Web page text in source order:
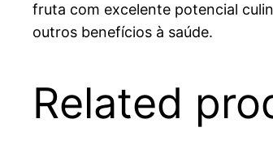
fruta com excelente potencial
outros benefícios à saúde.
Related